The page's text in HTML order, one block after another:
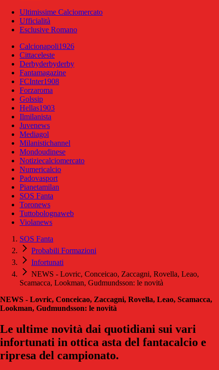
Ultimissime Calciomercato
Ufficialità
Esclusive Romano
Calcionapoli1926
Cittaceleste
Derbyderbyderby
Fantamagazine
FCInter1908
Forzaroma
Golssip
Hellas1903
Ilmilanista
Juvenews
Mediagol
Milanistichannel
Mondoudinese
Notiziecalciomercato
Numericalcio
Padovasport
Pianetamilan
SOS Fanta
Toronews
Tuttobolognaweb
Violanews
SOS Fanta
Probabili Formazioni
Infortunati
NEWS - Lovric, Conceicao, Zaccagni, Rovella, Leao,
Scamacca, Lookman, Gudmundsson: le novità
NEWS - Lovric, Conceicao, Zaccagni, Rovella, Leao, Scamacca,
Lookman, Gudmundsson: le novità
Le ultime novità dai quotidiani sui vari
infortunati in ottica asta del fantacalcio e
ripresa del campionato.